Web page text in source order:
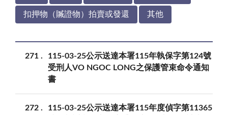
扣押物（贓證物）拍賣或發還 其他
271
115-03-25公示送達本署115年執保字第124號
受刑人VO NGOC LONG之保護管束命令通知
書
272
115-03-25公示送達本署115年度偵字第11365